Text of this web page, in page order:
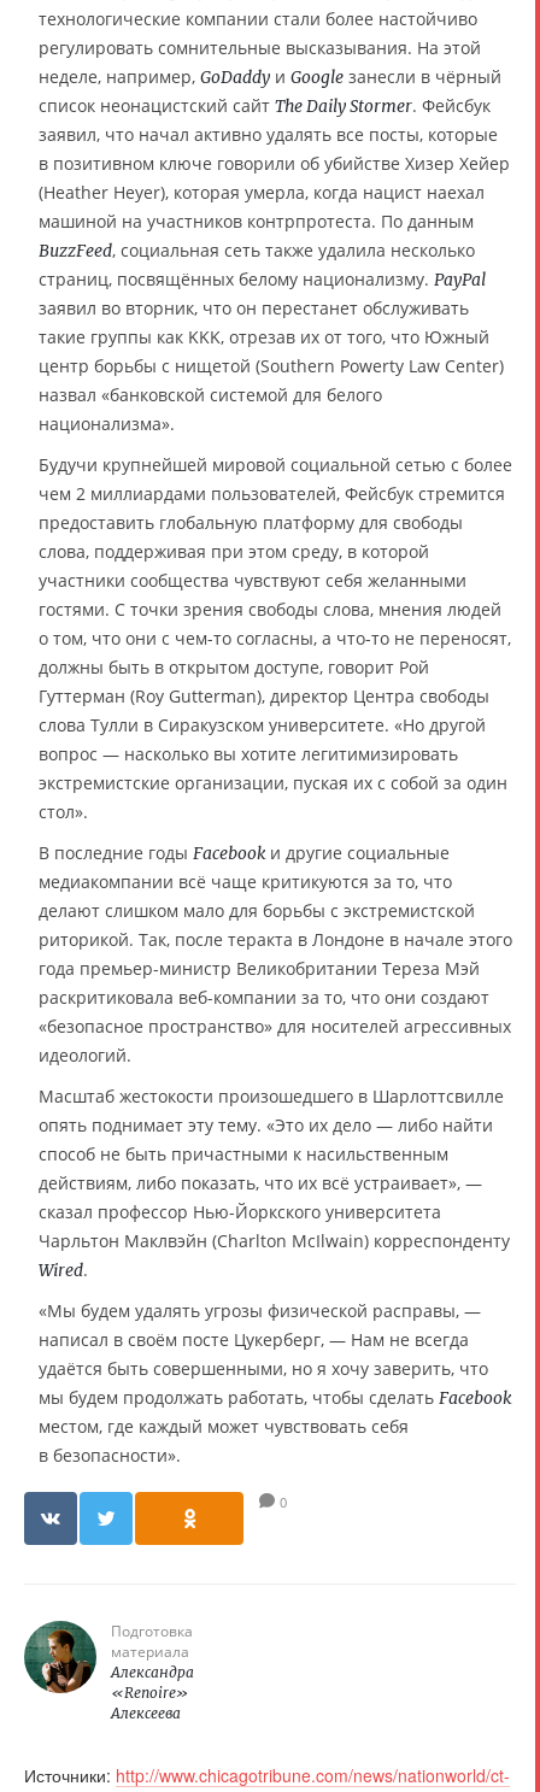
технологические компании стали более настойчиво
регулировать сомнительные высказывания. На этой
неделе, например, GoDaddy и Google занесли в чёрный
список неонацистский сайт The Daily Stormer. Фейсбук
заявил, что начал активно удалять все посты, которые
в позитивном ключе говорили об убийстве Хизер Хейер
(Heather Heyer), которая умерла, когда нацист наехал
машиной на участников контрпротеста. По данным
BuzzFeed, социальная сеть также удалила несколько
страниц, посвящённых белому национализму. PayPal
заявил во вторник, что он перестанет обслуживать
такие группы как KKK, отрезав их от того, что Южный
центр борьбы с нищетой (Southern Powerty Law Center)
назвал «банковской системой для белого
национализма».
Будучи крупнейшей мировой социальной сетью с более
чем 2 миллиардами пользователей, Фейсбук стремится
предоставить глобальную платформу для свободы
слова, поддерживая при этом среду, в которой
участники сообщества чувствуют себя желанными
гостями. С точки зрения свободы слова, мнения людей
о том, что они с чем-то согласны, а что-то не переносят,
должны быть в открытом доступе, говорит Рой
Гуттерман (Roy Gutterman), директор Центра свободы
слова Тулли в Сиракузском университете. «Но другой
вопрос — насколько вы хотите легитимизировать
экстремистские организации, пуская их с собой за один
стол».
В последние годы Facebookи другие социальные
медиакомпании всё чаще критикуются за то, что
делают слишком мало для борьбы с экстремистской
риторикой. Так, после теракта в Лондоне в начале этого
года премьер-министр Великобритании Тереза Мэй
раскритиковала веб-компании за то, что они создают
«безопасное пространство» для носителей агрессивных
идеологий.
Масштаб жестокости произошедшего в Шарлоттсвилле
опять поднимает эту тему. «Это их дело — либо найти
способ не быть причастными к насильственным
действиям, либо показать, что их всё устраивает», —
сказал профессор Нью-Йоркского университета
Чарльтон Маклвэйн (Charlton McIlwain) корреспонденту
Wired.
«Мы будем удалять угрозы физической расправы, —
написал в своём посте Цукерберг, — Нам не всегда
удаётся быть совершенными, но я хочу заверить, что
мы будем продолжать работать, чтобы сделать Facebook
местом, где каждый может чувствовать себя
в безопасности».
0
Подготовка
материала
Александра
«Renoire»
Алексеева
Источники: http://www.chicagotribune.com/news/nationworld/ct-